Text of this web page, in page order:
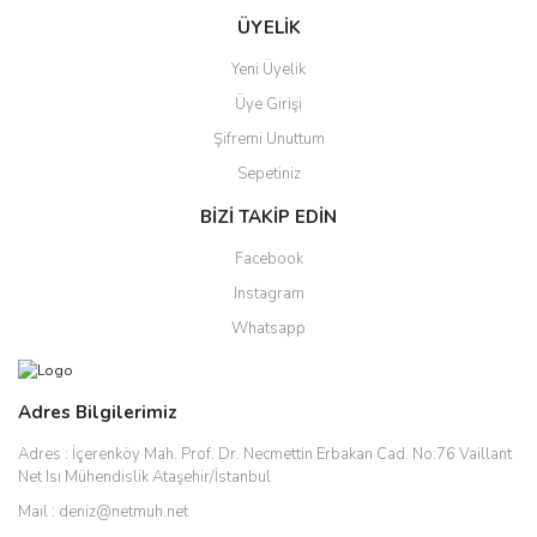
ÜYELİK
Yeni Üyelik
Üye Girişi
Şifremi Unuttum
Sepetiniz
BİZİ TAKİP EDİN
Facebook
Instagram
Whatsapp
Adres Bilgilerimiz
Adres : İçerenköy Mah. Prof. Dr. Necmettin Erbakan Cad. No:76 Vaillant
Net Isı Mühendislik Ataşehir/İstanbul
Mail : deniz@netmuh.net